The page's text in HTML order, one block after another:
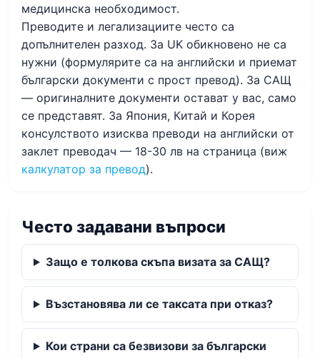
медицинска необходимост.
Преводите и легализациите често са
допълнителен разход. За UK обикновено не са
нужни (формулярите са на английски и приемат
български документи с прост превод). За САЩ
— оригиналните документи остават у вас, само
се представят. За Япония, Китай и Корея
консулството изисква преводи на английски от
заклет преводач — 18-30 лв на страница (виж
калкулатор за превод).
Често задавани въпроси
Защо е толкова скъпа визата за САЩ?
Възстановява ли се таксата при отказ?
Кои страни са безвизови за български